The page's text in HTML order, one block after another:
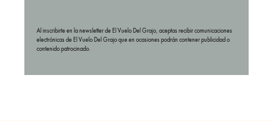
Al inscribirte en la newsletter de El Vuelo Del Grajo, aceptas recibir comunicaciones
electrónicas de El Vuelo Del Grajo que en ocasiones podrán contener publicidad o
contenido patrocinado.